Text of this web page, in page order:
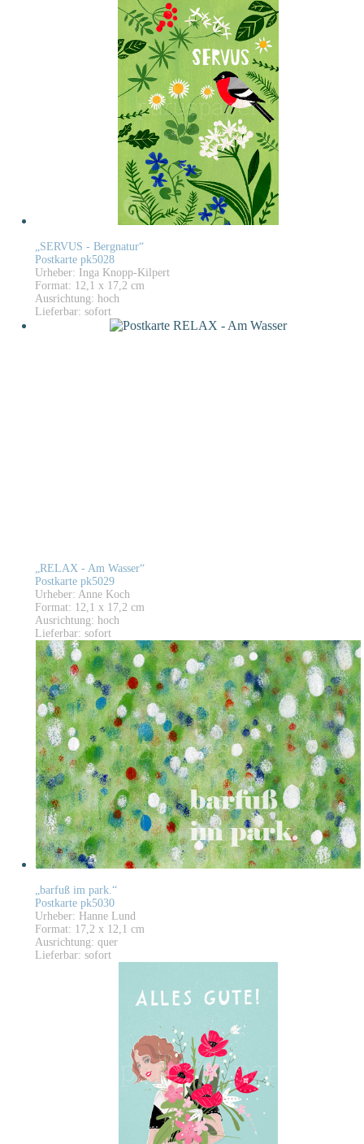
„SERVUS - Bergnatur“
Postkarte pk5028
Urheber: Inga Knopp-Kilpert
Format: 12,1 x 17,2 cm
Ausrichtung: hoch
Lieferbar: sofort
„RELAX - Am Wasser“
Postkarte pk5029
Urheber: Anne Koch
Format: 12,1 x 17,2 cm
Ausrichtung: hoch
Lieferbar: sofort
„barfuß im park.“
Postkarte pk5030
Urheber: Hanne Lund
Format: 17,2 x 12,1 cm
Ausrichtung: quer
Lieferbar: sofort